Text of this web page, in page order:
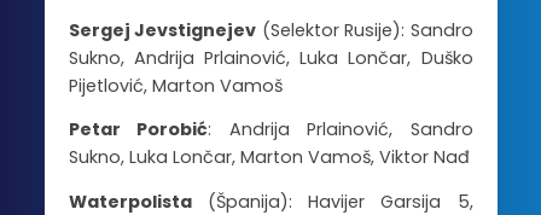
Sergej Jevstignejev (Selektor Rusije): Sandro
Sukno, Andrija Prlainović, Luka Lončar, Duško
Pijetlović, Marton Vamoš
Petar Porobić: Andrija Prlainović, Sandro
Sukno, Luka Lončar, Marton Vamoš, Viktor Nađ
Waterpolista(Španija): Havijer Garsija 5,